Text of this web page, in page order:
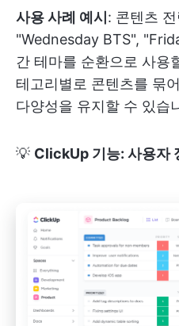
사용 사례 예시 : 콘텐츠
"Wednesday BTS",
간 테마를 순환으로 사용
테고리별로 콘텐츠를 묶
다양성을 유지할 수 있습
💡 ClickUp 기능: 사용자